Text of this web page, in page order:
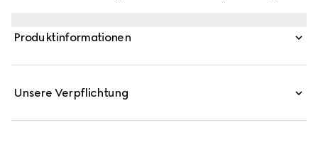
Produktinformationen
Unsere Verpflichtung